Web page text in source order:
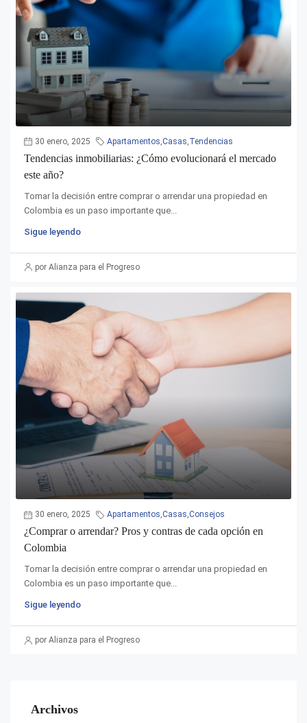
30 enero, 2025 Apartamentos Casas Tendencias
Tendencias inmobiliarias: ¿Cómo evolucionará el mercado
este año?
Tomar la decisión entre comprar o arrendar una propiedad en
Colombia es un paso importante que...
Sigue leyendo
por Alianza para el Progreso
30 enero, 2025 Apartamentos,Casas,Consejos
¿Comprar o arrendar? Pros y contras de cada opción en
Colombia
Tomar la decisión entre comprar o arrendar una propiedad en
Colombia es un paso importante que...
Sigue leyendo
por Alianza para el Progreso
Archivos